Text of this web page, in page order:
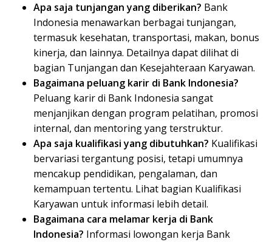
Apa saja tunjangan yang diberikan? Bank
Indonesia menawarkan berbagai tunjangan,
termasuk kesehatan, transportasi, makan, bonus
kinerja, dan lainnya. Detailnya dapat dilihat di
bagian Tunjangan dan Kesejahteraan Karyawan.
Bagaimana peluang karir di Bank Indonesia?
Peluang karir di Bank Indonesia sangat
menjanjikan dengan program pelatihan, promosi
internal, dan mentoring yang terstruktur.
Apa saja kualifikasi yang dibutuhkan? Kualifikasi
bervariasi tergantung posisi, tetapi umumnya
mencakup pendidikan, pengalaman, dan
kemampuan tertentu. Lihat bagian Kualifikasi
Karyawan untuk informasi lebih detail.
Bagaimana cara melamar kerja di Bank
Indonesia? Informasi lowongan kerja Bank